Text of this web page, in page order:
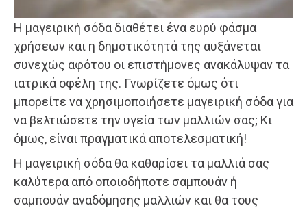
Η μαγειρική σόδα διαθέτει ένα ευρύ φάσμα
χρήσεων και η δημοτικότητά της αυξάνεται
συνεχώς αφότου οι επιστήμονες ανακάλυψαν τα
ιατρικά οφέλη της. Γνωρίζετε όμως ότι
μπορείτε να χρησιμοποιήσετε μαγειρική σόδα για
να βελτιώσετε την υγεία των μαλλιών σας; Κι
όμως, είναι πραγματικά αποτελεσματική!
Η μαγειρική σόδα θα καθαρίσει τα μαλλιά σας
καλύτερα από οποιοδήποτε σαμπουάν ή
σαμπουάν αναδόμησης μαλλιών και θα τους